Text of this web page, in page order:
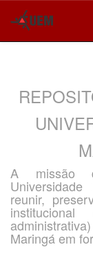
A missão
reunir,
Maringá em